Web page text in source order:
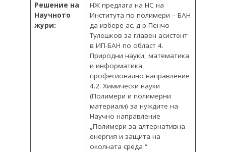
Решение на
Научното
жури:
НЖ предлага на НС на
Института по полимери – БАН
да избере ас. д-р Пенчо
Тулешков за главен асистент
в ИП-БАН по област 4.
Природни науки, математика
и информатика,
професионално направление
4.2. Химически науки
(Полимери и полимерни
материали) за нуждите на
Научно направление
„Полимери за алтернативна
енергия и защита на
околната среда “